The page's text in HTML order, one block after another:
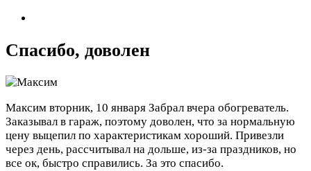
Спасибо, доволен
Максим вторник, 10 января Забрал вчера обогреватель.
Заказывал в гараж, поэтому доволен, что за нормальную
цену выцепил по характеристикам хороший. Привезли
через день, рассчитывал на дольше, из-за праздников, но
все ок, быстро справились. За это спасибо.